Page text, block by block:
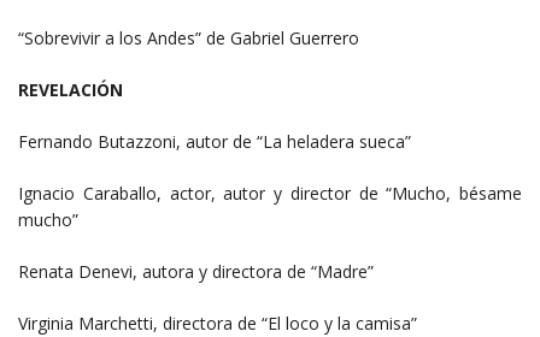
“Sobrevivir a los Andes” de Gabriel Guerrero
REVELACIÓN
Fernando Butazzoni, autor de “La heladera sueca”
Ignacio Caraballo, actor, autor y director de “Mucho, bésame
mucho”
Renata Denevi, autora y directora de “Madre”
Virginia Marchetti, directora de “El loco y la camisa”